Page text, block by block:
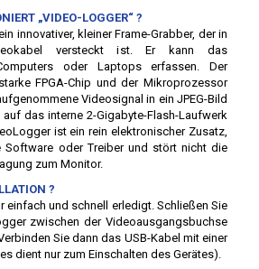
„VIDEO-LOGGER“ ?
innovativer, kleiner Frame-Grabber, der in
versteckt ist. Er kann das
oder Laptops erfassen. Der
FPGA-Chip und der Mikroprozessor
Videosignal in ein JPEG-Bild
das interne 2-Gigabyte-Flash-Laufwerk
ist ein rein elektronischer Zusatz,
Software oder Treiber und stört nicht die
zum Monitor.
?
einfach und schnell erledigt. Schließen Sie
zwischen der Videoausgangsbuchse
Sie dann das USB-Kabel mit einer
dient nur zum Einschalten des Gerätes).